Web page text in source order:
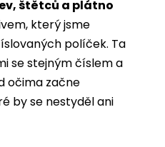
štětců a plátno
který jsme
políček. Ta
se stejným číslem a
očima začne
by se nestyděl ani